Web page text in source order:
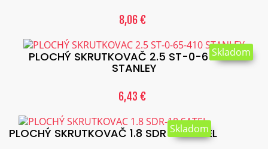
8,06 €
PLOCHÝ SKRUTKOVAČ 2.5 ST-0-65-410
STANLEY
6,43 €
Skladom
PLOCHÝ SKRUTKOVAČ 1.8 SDR-18 SATEL
Skladom